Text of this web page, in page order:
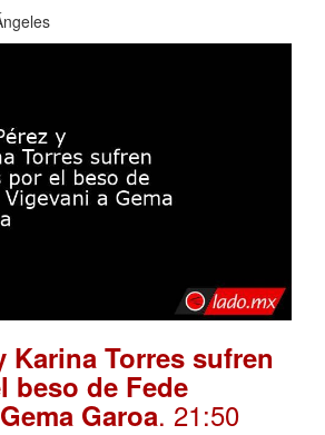
Karina Torres sufren
beso de Fede
Garoa. 21:50